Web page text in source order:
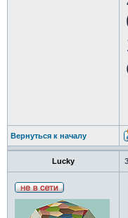
Вернуться к началу
Lucky